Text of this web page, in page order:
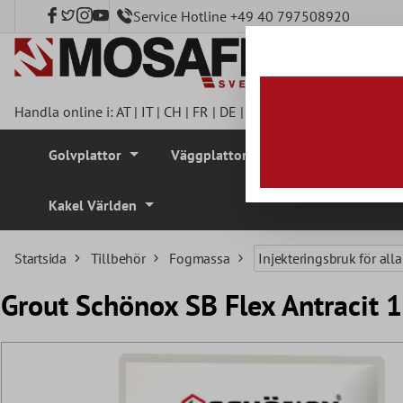
Service Hotline +49 40 797508920
Handla online i:AT| IT| CH | FR | DE |
Golvplattor Väggplattor
Kakel Världen
Startsida Tillbehör Fogmassa Injekteringsbruk för
Grout Schönox SB Flex Antracit